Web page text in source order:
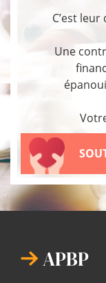
C’est
Une
APBP